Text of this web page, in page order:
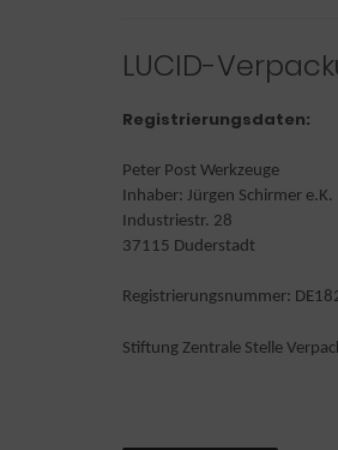
LUCID-
Registrierungsdaten:
Peter Post Werkzeuge
Inhaber: Jürgen Schirmer e.K.
Industriestr. 28
37115 Duderstadt
Registrierungsnummer:
Stiftung Zentrale Stelle